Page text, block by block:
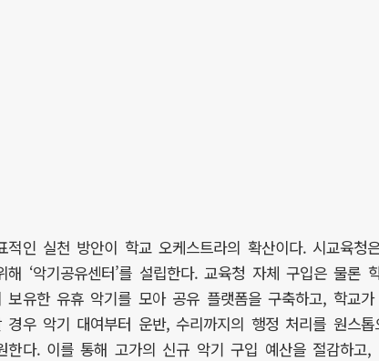
적인 실천 방안이 학교 오케스트라의 확산이다. 시교육청
해 ‘악기공유센터’를 설립한다. 교육청 자체 구입은 물론
보유한 유휴 악기를 모아 공유 플랫폼을 구축하고, 학교가
경우 악기 대여부터 운반, 수리까지의 행정 처리를 원스톱
한다. 이를 통해 고가의 신규 악기 구입 예산을 절감하고,